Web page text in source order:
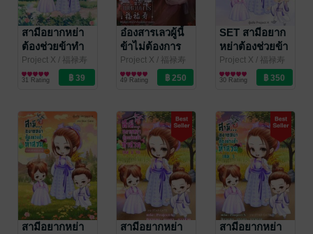
สามีอยากหย่า
ต้องช่วยข้าทำ
สวน ตอนพิเศษ
พี่ฉี
Project X / 福禄寿
อักษรมั่งมี
นิยายรักจีนโบราณ
31 Rating
อ๋องสารเลวผู้นี้
ข้าไม่ต้องการ
Project X / 福禄寿
อักษรมั่งมี
นิยายรักจีนโบราณ
49 Rating
SET สามีอยาก
หย่าต้องช่วยข้า
ทำสวน
Project X / 福禄寿
อักษรมั่งมี
นิยายรักจีนโบราณ
30 Rating
สามีอยากหย่า
สามีอยากหย่า
สามีอยากหย่า